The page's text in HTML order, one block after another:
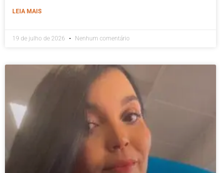
LEIA MAIS
19 de julho de 2026 Nenhum comentário